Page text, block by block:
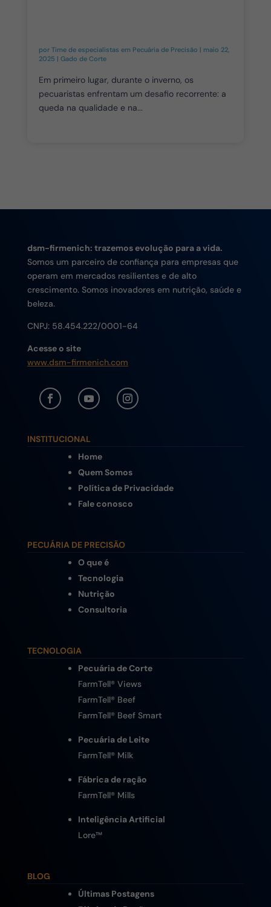
por Time de especialistas em Pecuária de Precisão | maio 22,
2025 | Gado de Corte
Em primeiro lugar, durante o inverno, os
pecuaristas enfrentam um desafio recorrente: a
queda na qualidade e na...
dsm-firmenich: trazemos evolução para a vida.
Somos um parceiro de confiança para empresas que
operam em mercados resilientes e de alto
crescimento. Somos inovadores em nutrição, saúde e
beleza.
CNPJ: 58.454.222/0001-64
Acesse o site
www.dsm-firmenich.com
INSTITUCIONAL
Home
Quem Somos
Política de Privacidade
Fale conosco
PECUÁRIA DE PRECISÃO
O que é
Tecnologia
Nutrição
Consultoria
TECNOLOGIA
Pecuária de Corte
FarmTell® Views
FarmTell® Beef
FarmTell® Beef Smart
Pecuária de Leite
FarmTell® Milk
Fábrica de ração
FarmTell® Mills
Inteligência Artificial
Lore™
BLOG
Últimas Postagens